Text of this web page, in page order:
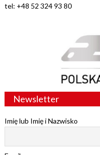
tel: +48 52 324 93 80
Newsletter
Imię lub Imię i Nazwisko